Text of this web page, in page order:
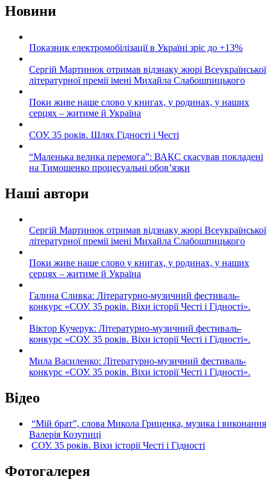
Новини
Показник електромобілізації в Україні зріс до +13%
Сергій Мартинюк отримав відзнаку жюрі Всеукраїнської
літературної премії імені Михайла Слабошпицького
Поки живе наше слово у книгах, у родинах, у наших
серцях – житиме й Україна
СОУ. 35 років. Шлях Гідності і Честі
“Маленька велика перемога”: ВАКС скасував покладені
на Тимошенко процесуальні обов’язки
Наші автори
Сергій Мартинюк отримав відзнаку жюрі Всеукраїнської
літературної премії імені Михайла Слабошпицького
Поки живе наше слово у книгах, у родинах, у наших
серцях – житиме й Україна
Галина Сливка: Літературно-музичний фестиваль-
конкурс «СОУ. 35 років. Віхи історії Честі і Гідності».
Віктор Кучерук: Літературно-музичний фестиваль-
конкурс «СОУ. 35 років. Віхи історії Честі і Гідності».
Мила Василенко: Літературно-музичний фестиваль-
конкурс «СОУ. 35 років. Віхи історії Честі і Гідності».
Відео
“Мій брат”, слова Микола Гриценка, музика і виконання
Валерія Козупиці
СОУ. 35 років. Віхи історії Честі і Гідності
Фотогалерея